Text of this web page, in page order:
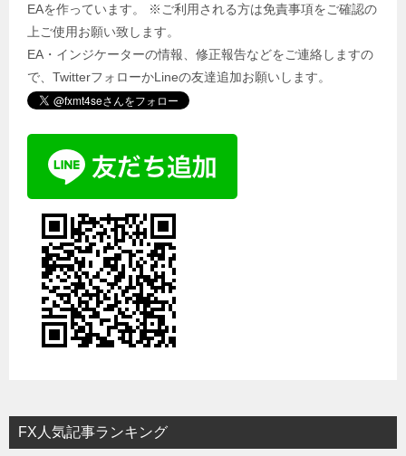
EAを作っています。 ※ご利用される方は免責事項をご確認の
上ご使用お願い致します。
EA・インジケーターの情報、修正報告などをご連絡しますの
で、TwitterフォローかLineの友達追加お願いします。
FX人気記事ランキング